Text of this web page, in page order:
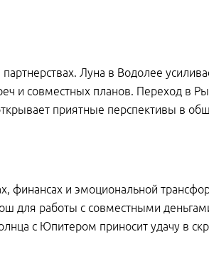
Луна в Водолее
и совместных планов. Переход в
приятные перспективы в
финансах и эмоциональной
для работы с совместными
с Юпитером приносит удачу в